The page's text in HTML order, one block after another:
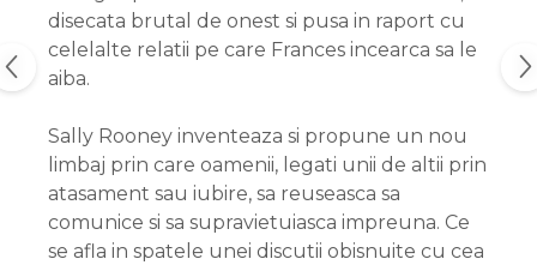
disecata brutal de onest si pusa in raport cu
celelalte relatii pe care Frances incearca sa le
aiba.
Sally Rooney inventeaza si propune un nou
limbaj prin care oamenii, legati unii de altii prin
atasament sau iubire, sa reuseasca sa
comunice si sa supravietuiasca impreuna. Ce
se afla in spatele unei discutii obisnuite cu cea